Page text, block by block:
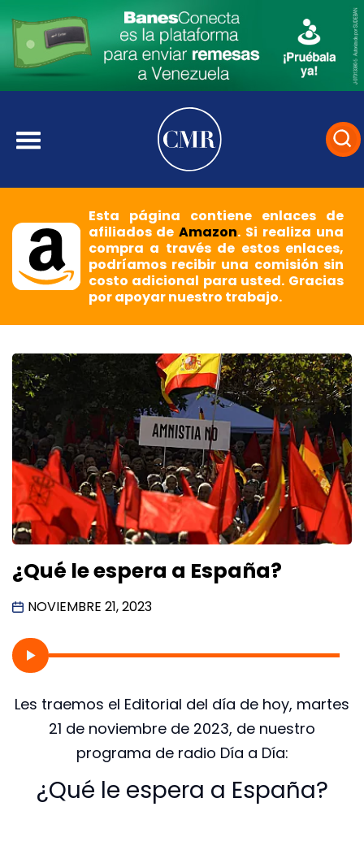
Esta página contiene enlaces de
afiliados deAmazon. Si realiza una
compra a través de estos enlaces,
podríamos recibir una comisión sin
costo adicional para usted. Gracias
por apoyar nuestro trabajo.
¿Qué le espera a España?
NOVIEMBRE 21, 2023
Les traemos el Editorial del día de hoy, martes
21 de noviembre de 2023, de nuestro
programa de radio Día a Día:
¿Qué le espera a España?